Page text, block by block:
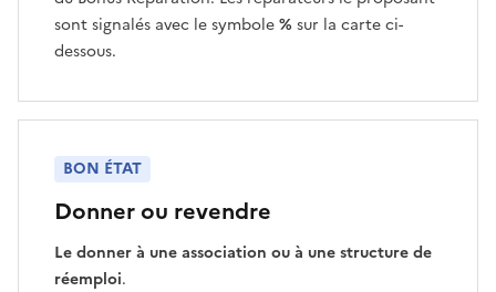
sont signalés avec le symbole% sur la carte ci-
dessous.
Donner ou revendre
Le donner à une association ou à une structure de
réemploi.
BON ÉTAT